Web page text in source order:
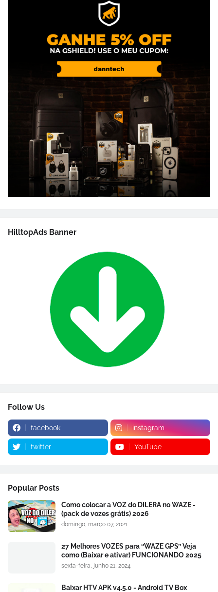
HilltopAds Banner
Follow Us
facebook instagram
twitter YouTube
Popular Posts
Como colocar a VOZ do DILERA no WAZE -
(pack de vozes grátis) 2026
domingo, março 07, 2021
27 Melhores VOZES para ‘’WAZE GPS’’ Veja
como (Baixar e ativar) FUNCIONANDO 2025
sexta-feira, junho 21, 2024
Baixar HTV APK v4.5.0 - Android TV Box